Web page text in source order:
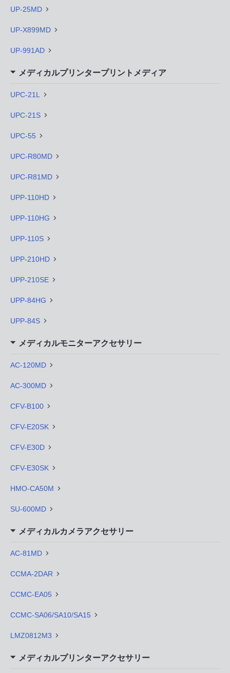
UP-25MD
UP-X899MD
UP-991AD
メディカルプリンタープリントメディア
UPC-21L
UPC-21S
UPC-55
UPC-R80MD
UPC-R81MD
UPP-110HD
UPP-110HG
UPP-110S
UPP-210HD
UPP-210SE
UPP-84HG
UPP-84S
メディカルモニターアクセサリー
AC-120MD
AC-300MD
CFV-B100
CFV-E20SK
CFV-E30D
CFV-E30SK
HMO-CA50M
SU-600MD
メディカルカメラアクセサリー
AC-81MD
CCMA-2DAR
CCMC-EA05
CCMC-SA06/SA10/SA15
LMZ0812M3
メディカルプリンターアクセサリー